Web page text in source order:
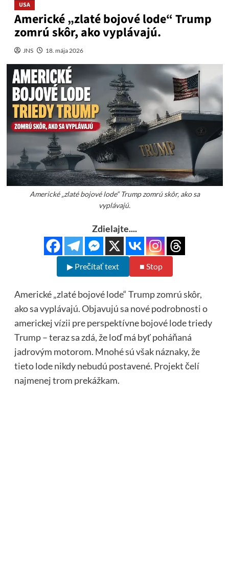
USA
Americké „zlaté bojové lode“ Trump
zomrú skôr, ako vyplávajú.
JNS 18. mája 2026
Americké „zlaté bojové lode“ Trump zomrú skôr, ako sa
vyplávajú.
Zdielajte....
▶ Prečítať text ■ Stop
Americké „zlaté bojové lode“ Trump zomrú skôr,
ako sa vyplávajú. Objavujú sa nové podrobnosti o
americkej vízii pre perspektívne bojové lode triedy
Trump – teraz sa zdá, že loď má byť poháňaná
jadrovým motorom. Mnohé sú však náznaky, že
tieto lode nikdy nebudú postavené. Projekt čelí
najmenej trom prekážkam.